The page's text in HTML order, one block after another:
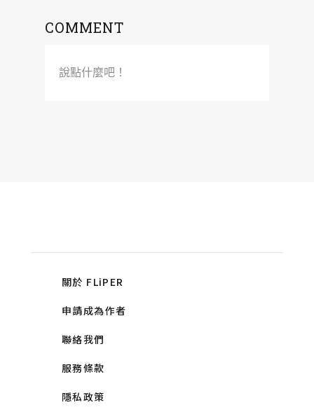
COMMENT
說點什麼吧！
關於 FLiPER
申請成為作者
聯絡我們
服務條款
隱私政策